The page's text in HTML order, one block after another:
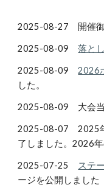
2025-08-27 開催御
2025-08-09落と
2025-08-092026
した。
2025-08-09 大会
2025-08-07 2025
了しました。2026
2025-07-25 ステ
ージを公開しました